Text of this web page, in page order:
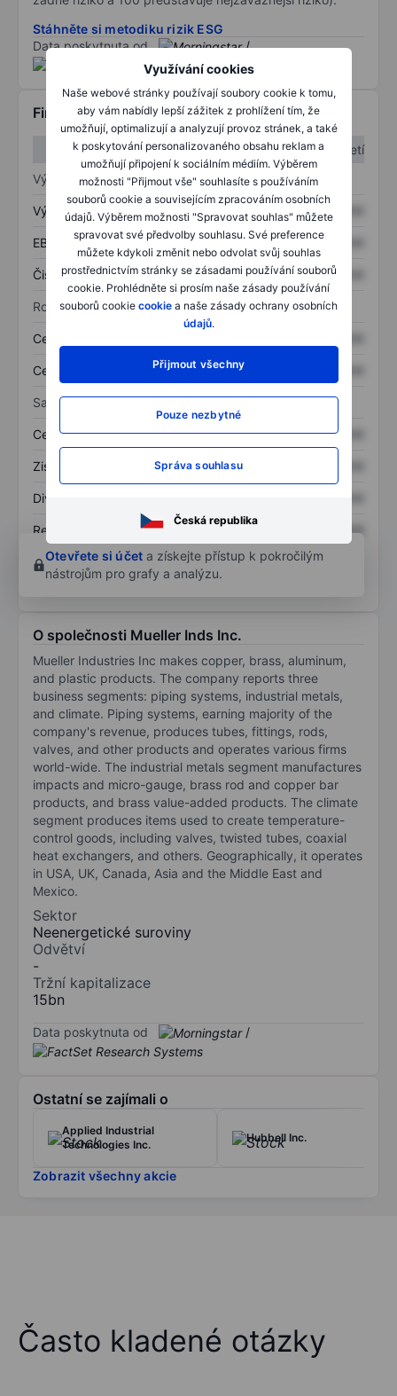
Využívání cookies
Naše webové stránky používají soubory cookie k tomu,
aby vám nabídly lepší zážitek z prohlížení tím, že
umožňují, optimalizují a analyzují provoz stránek, a také
k poskytování personalizovaného obsahu reklam a
umožňují připojení k sociálním médiím. Výběrem
možnosti "Přijmout vše" souhlasíte s používáním
souborů cookie a souvisejícím zpracováním osobních
údajů. Výběrem možnosti "Spravovat souhlas" můžete
spravovat své předvolby souhlasu. Své preference
můžete kdykoli změnit nebo odvolat svůj souhlas
prostřednictvím stránky se zásadami používání souborů
cookie. Prohlédněte si prosím naše zásady používání
souborů cookie cookie a naše zásady ochrany osobních
údajů.
Přijmout všechny
Pouze nezbytné
Správa souhlasu
Česká republika
Stáhněte si metodiku rizik ESG
Data poskytnuta od
/
Finanční informace
1. čtvrtletí
2. čtvrtletí
Výkaz zisku a ztráty
Výnos XXXXXXX XXXXXXX
EBITDA XXXXXXX XXXXXXX
Čistý příjem XXXXXXX XXXXXXX
Rozvaha
Celková aktiva
Celkový dluh XXXXXXX
Sazby
Cena/tržby XXXXXXX XXXXXXX
Zisk na akcii XXXXXXX
Dividenda na akcii
Rentabilita kapitálu XXXXXXX
XXXXXXX
Otevřete si účet a získejte přístup k pokročilým
nástrojům pro grafy a analýzu.
O společnosti Mueller Inds Inc.
Mueller Industries Inc makes copper, brass, aluminum,
and plastic products. The company reports three
business segments: piping systems, industrial metals,
and climate. Piping systems, earning majority of the
company's revenue, produces tubes, fittings, rods,
valves, and other products and operates various firms
world-wide. The industrial metals segment manufactures
impacts and micro-gauge, brass rod and copper bar
products, and brass value-added products. The climate
segment produces items used to create temperature-
control goods, including valves, twisted tubes, coaxial
heat exchangers, and others. Geographically, it operates
in USA, UK, Canada, Asia and the Middle East and
Mexico.
Sektor
Neenergetické suroviny
Odvětví
-
Tržní kapitalizace
15bn
Data poskytnuta od /
Ostatní se zajímali o
Applied Industrial
Technologies Inc.
Hubbell Inc.
Zobrazit všechny akcie
Často kladené otázky